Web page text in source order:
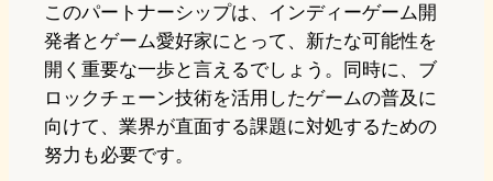
このパートナーシップは、インディーゲーム開
発者とゲーム愛好家にとって、新たな可能性を
開く重要な一歩と言えるでしょう。同時に、ブ
ロックチェーン技術を活用したゲームの普及に
向けて、業界が直面する課題に対処するための
努力も必要です。